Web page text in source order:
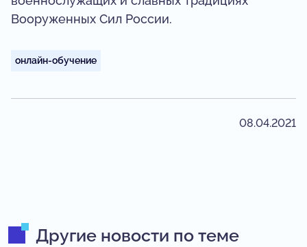
Вооруженных Сил России.
онлайн-обучение
08.04.2021
Другие новости по теме